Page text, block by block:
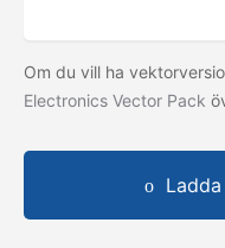
Om du vill ha
Electronics Vector Pack